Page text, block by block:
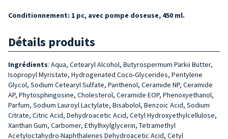
Conditionnement: 1 pc, avec pompe doseuse, 450 ml.
Détails produits
Ingrédients: Aqua, Cetearyl Alcohol, Butyrospermum Parkii Butter,
Isopropyl Myristate, Hydrogenated Coco-Glycerides, Pentylene
Glycol, Sodium Cetearyl Sulfate, Panthenol, Ceramide NP, Ceramide
AP, Phytosphingosine, Cholesterol, Ceramide EOP, Phenoxyethanol,
Parfum, Sodium Lauroyl Lactylate, Bisabolol, Benzoic Acid, Sodium
Citrate, Citric Acid, Dehydroacetic Acid, Cetyl Hydroxyethylcellulose,
Xanthan Gum, Carbomer, Ethylhxylglycerin, Tetramethyl
Acetyloctahydro-Naphthalenes Dehydroacetic Acid, Cetyl